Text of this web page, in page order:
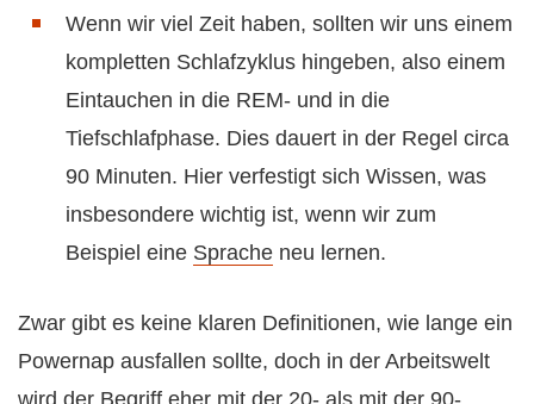
Wenn wir viel Zeit haben, sollten wir uns einem
kompletten Schlafzyklus hingeben, also einem
Eintauchen in die REM- und in die
Tiefschlafphase. Dies dauert in der Regel circa
90 Minuten. Hier verfestigt sich Wissen, was
insbesondere wichtig ist, wenn wir zum
Beispiel eine Sprache neu lernen.
Zwar gibt es keine klaren Definitionen, wie lange ein
Powernap ausfallen sollte, doch in der Arbeitswelt